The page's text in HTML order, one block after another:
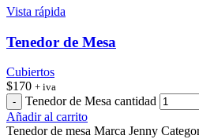
Vista rápida
Tenedor de Mesa
Cubiertos
$170 + iva
Tenedor de Mesa cantidad
Añadir al carrito
Tenedor de mesa Marca Jenny